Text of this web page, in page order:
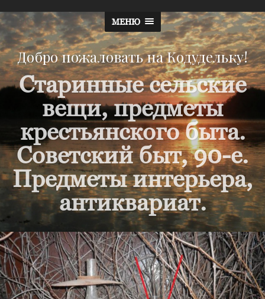
МЕНЮ
Добро пожаловать на Кодудельку!
Старинные сельские
вещи, предметы
крестьянского быта.
Советский быт, 90-е.
Предметы интерьера,
антиквариат.